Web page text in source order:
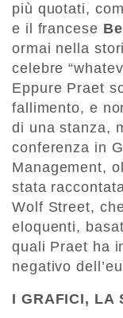
più quotati,
e il francese
ormai nella
celebre
Eppure Praet
fallimento, e
di una stanza,
conferenza in
Management,
stata
Wolf Street,
eloquenti,
quali Praet ha
negativo
I GRAFICI, LA